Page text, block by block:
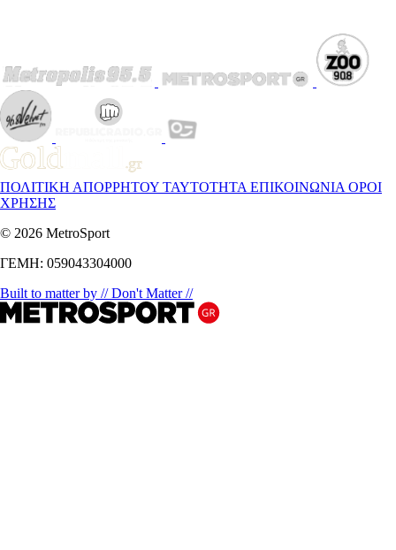
ΠΟΛΙΤΙΚΗ ΑΠΟΡΡΗΤΟΥ ΤΑΥΤΟΤΗΤΑ ΕΠΙΚΟΙΝΩΝΙΑ ΟΡΟΙ
ΧΡΗΣΗΣ
© 2026 MetroSport
ΓΕΜΗ: 059043304000
Built to matter by // Don't Matter //